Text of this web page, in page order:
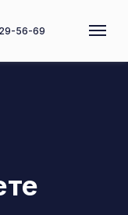
56-69